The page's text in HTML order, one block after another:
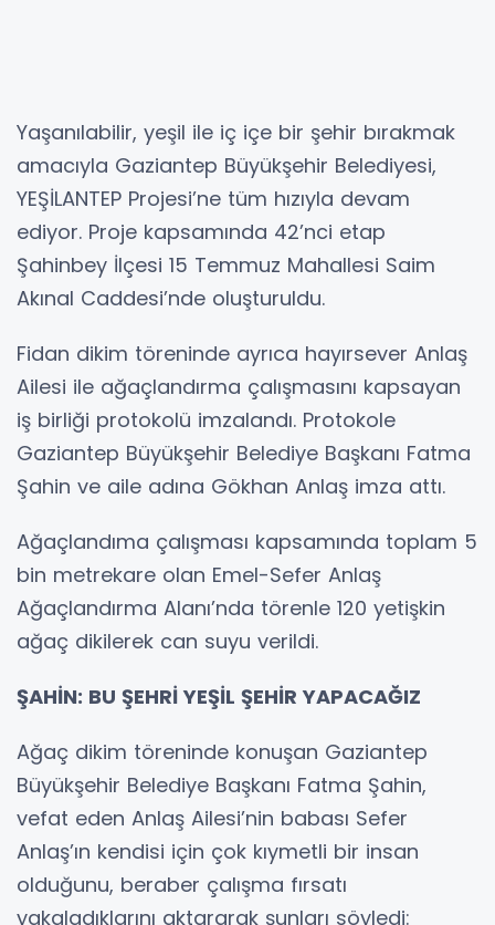
Yaşanılabilir, yeşil ile iç içe bir şehir bırakmak
amacıyla Gaziantep Büyükşehir Belediyesi,
YEŞİLANTEP Projesi’ne tüm hızıyla devam
ediyor. Proje kapsamında 42’nci etap
Şahinbey İlçesi 15 Temmuz Mahallesi Saim
Akınal Caddesi’nde oluşturuldu.
Fidan dikim töreninde ayrıca hayırsever Anlaş
Ailesi ile ağaçlandırma çalışmasını kapsayan
iş birliği protokolü imzalandı. Protokole
Gaziantep Büyükşehir Belediye Başkanı Fatma
Şahin ve aile adına Gökhan Anlaş imza attı.
Ağaçlandıma çalışması kapsamında toplam 5
bin metrekare olan Emel-Sefer Anlaş
Ağaçlandırma Alanı’nda törenle 120 yetişkin
ağaç dikilerek can suyu verildi.
ŞAHİN: BU ŞEHRİ YEŞİL ŞEHİR YAPACAĞIZ
Ağaç dikim töreninde konuşan Gaziantep
Büyükşehir Belediye Başkanı Fatma Şahin,
vefat eden Anlaş Ailesi’nin babası Sefer
Anlaş’ın kendisi için çok kıymetli bir insan
olduğunu, beraber çalışma fırsatı
yakaladıklarını aktararak şunları söyledi: